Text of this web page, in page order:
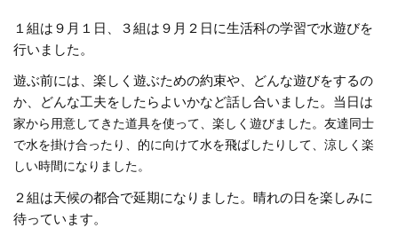
１組は９月１日、３組は９月２日に生活科の学習で水遊びを
行いました。
遊ぶ前には、楽しく遊ぶための約束や、どんな遊びをするの
か、どんな工夫をしたらよいかなど話し合いました。当日は
家から用意してきた道具を使って、楽しく遊びました。友達同士
で水を掛け合ったり、的に向けて水を飛ばしたりして、涼しく楽
しい時間になりました。
２組は天候の都合で延期になりました。晴れの日を楽しみに
待っています。